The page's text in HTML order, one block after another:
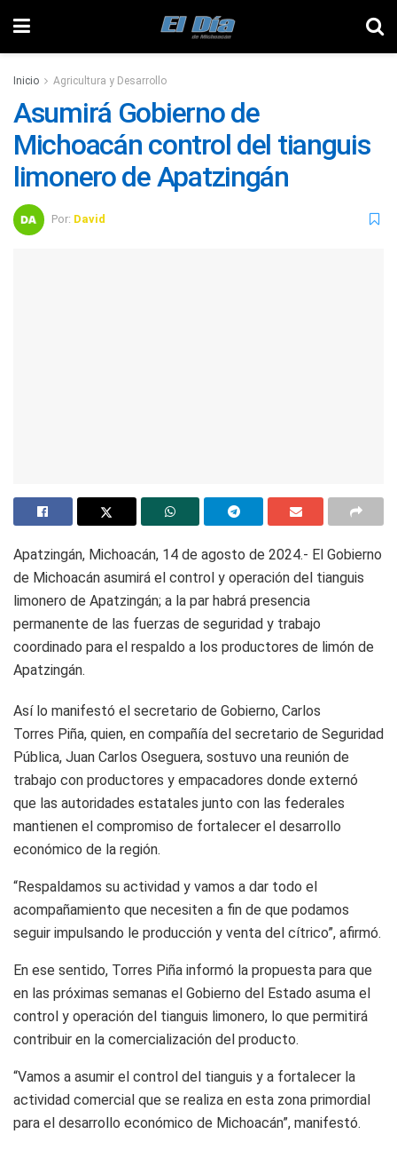
Inicio Agricultura y Desarrollo
Asumirá Gobierno de
Michoacán control del tianguis
limonero de Apatzingán
Por: David
Apatzingán, Michoacán, 14 de agosto de 2024.- El Gobierno
de Michoacán asumirá el control y operación del tianguis
limonero de Apatzingán; a la par habrá presencia
permanente de las fuerzas de seguridad y trabajo
coordinado para el respaldo a los productores de limón de
Apatzingán.
Así lo manifestó el secretario de Gobierno, Carlos
Torres Piña, quien, en compañía del secretario de Seguridad
Pública, Juan Carlos Oseguera, sostuvo una reunión de
trabajo con productores y empacadores donde externó
que las autoridades estatales junto con las federales
mantienen el compromiso de fortalecer el desarrollo
económico de la región.
“Respaldamos su actividad y vamos a dar todo el
acompañamiento que necesiten a fin de que podamos
seguir impulsando le producción y venta del cítrico”, afirmó.
En ese sentido, Torres Piña informó la propuesta para que
en las próximas semanas el Gobierno del Estado asuma el
control y operación del tianguis limonero, lo que permitirá
contribuir en la comercialización del producto.
“Vamos a asumir el control del tianguis y a fortalecer la
actividad comercial que se realiza en esta zona primordial
para el desarrollo económico de Michoacán”, manifestó.